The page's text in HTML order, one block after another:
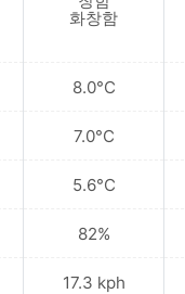
화창함
8.0°C
7.0°C
5.6°C
82%
17.3 kph